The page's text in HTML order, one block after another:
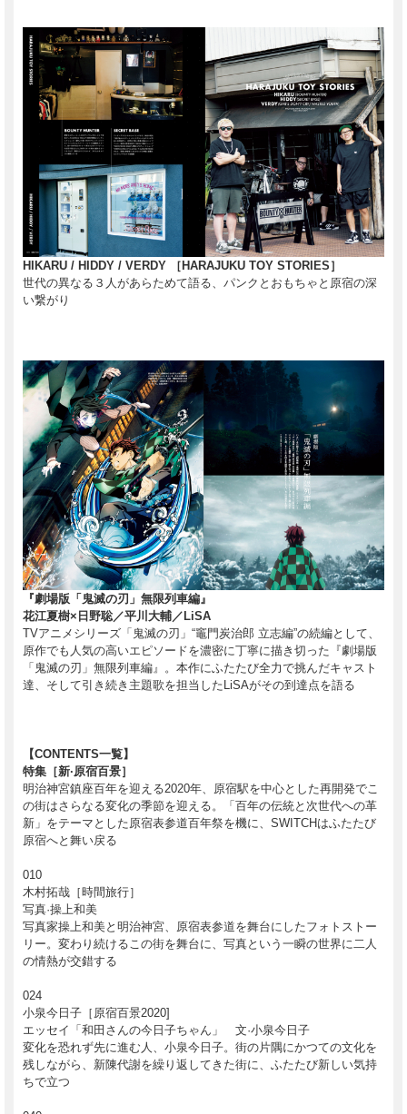
HIKARU / HIDDY / VERDY ［HARAJUKU TOY STORIES］
世代の異なる３人があらためて語る、パンクとおもちゃと原宿の深
い繋がり
『劇場版「鬼滅の刃」無限列車編』
花江夏樹×日野聡／平川大輔／LiSA
TVアニメシリーズ「鬼滅の刃」“竈門炭治郎 立志編”の続編として、
原作でも人気の高いエピソードを濃密に丁寧に描き切った『劇場版
「鬼滅の刃」無限列車編』。本作にふたたび全力で挑んだキャスト
達、そして引き続き主題歌を担当したLiSAがその到達点を語る
【CONTENTS一覧】
特集［新·原宿百景］
明治神宮鎮座百年を迎える2020年、原宿駅を中心とした再開発でこ
の街はさらなる変化の季節を迎える。「百年の伝統と次世代への革
新」をテーマとした原宿表参道百年祭を機に、SWITCHはふたたび
原宿へと舞い戻る
010
木村拓哉［時間旅行］
写真·操上和美
写真家操上和美と明治神宮、原宿表参道を舞台にしたフォトストー
リー。変わり続けるこの街を舞台に、写真という一瞬の世界に二人
の情熱が交錯する
024
小泉今日子［原宿百景2020]
エッセイ「和田さんの今日子ちゃん」 文·小泉今日子
変化を恐れず先に進む人、小泉今日子。街の片隅にかつての文化を
残しながら、新陳代謝を繰り返してきた街に、ふたたび新しい気持
ちで立つ